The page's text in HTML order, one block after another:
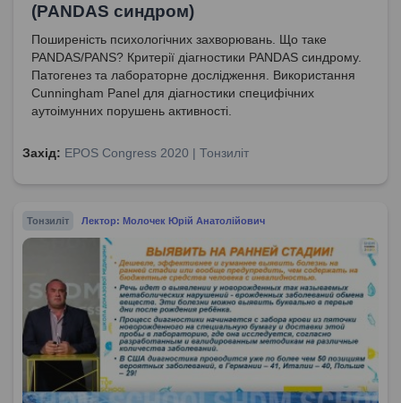
(PANDAS синдром)
Поширеність психологічних захворювань. Що таке
PANDAS/PANS? Критерії діагностики PANDAS синдрому.
Патогенез та лабораторне дослідження. Використання
Cunningham Panel для діагностики специфічних
аутоімунних порушень активності.
Захід: EPOS Congress 2020 | Тонзиліт
Тонзиліт Лектор: Молочек Юрій Анатолійович